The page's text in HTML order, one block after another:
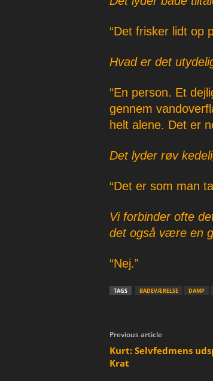
“Det frisker lidt op
Hvad er det
“En person. Et
gennem
helt alene. Det er
Det lyder røv
“Det er som man
Vi forbinder ofte
det også være en
“Nej.”
TAGS BADEVÆRELSE DAMP
Previous article
Kurt: Selvfedmens
Krat